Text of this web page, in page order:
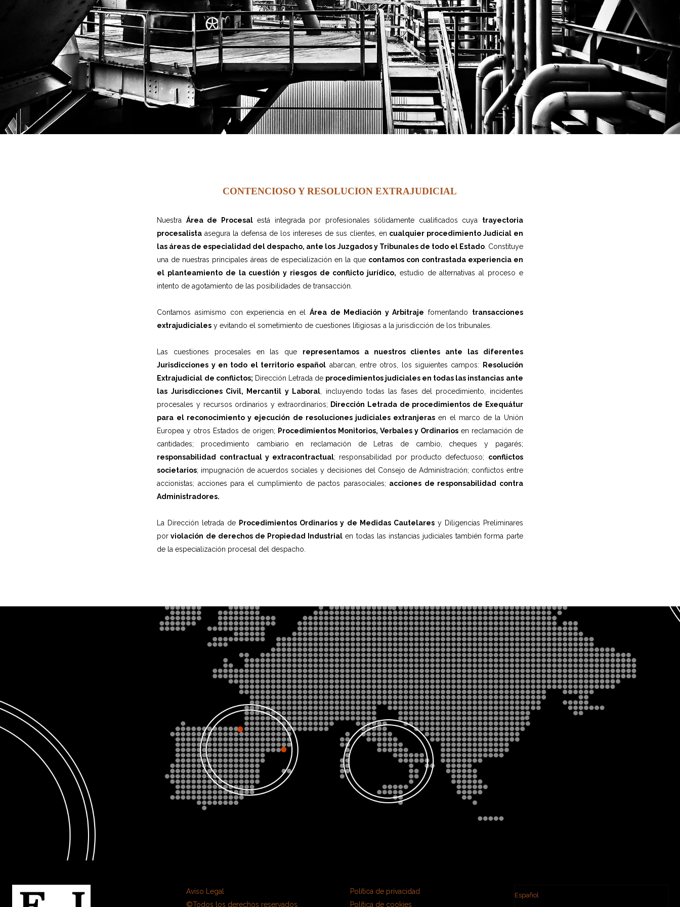
CONTENCIOSO Y RESOLUCION EXTRAJUDICIAL
Nuestra Área de Procesalestá integrada por profesionales sólidamente cualificados cuya trayectoria
procesalista asegura la defensa de los intereses de sus clientes, en cualquier procedimiento Judicial en
las áreas de especialidad del despacho, ante los Juzgados y Tribunales de todo el Estado. Constituye
una de nuestras principales áreas de especialización en la que contamos con contrastada experiencia en
el planteamiento de la cuestión y riesgos de conflicto jurídico, estudio de alternativas al proceso e
intento de agotamiento de las posibilidades de transacción.
Contamos asimismo con experiencia en el Área de Mediación y Arbitraje fomentando transacciones
extrajudiciales y evitando el sometimiento de cuestiones litigiosas a la jurisdicción de los tribunales.
Las cuestiones procesales en las que representamos a nuestros clientes ante las diferentes
Jurisdicciones y en todo el territorio español abarcan, entre otros, los siguientes campos:
Resolución
Extrajudicial de conflictos; Dirección Letrada de procedimientos judiciales en todas las instancias ante
las Jurisdicciones Civil, Mercantil y Laboral , incluyendo todas las fases del procedimiento, incidentes
procesales y recursos ordinarios y extraordinarios; Dirección Letrada de procedimientos de Exequátur
para el reconocimiento y ejecución de resoluciones judiciales extranjeras en el marco de la Unión
Europea y otros Estados de origen; Procedimientos Monitorios, Verbales y Ordinariosen reclamación de
cantidades; procedimiento cambiario en reclamación de Letras de cambio, cheques y pagarés;
responsabilidad contractual y extracontractual; responsabilidad por producto defectuoso; conflictos
societarios; impugnación de acuerdos sociales y decisiones del Consejo de Administración; conflictos entre
accionistas; acciones para el cumplimiento de pactos parasociales; acciones de responsabilidad contra
Administradores.
La Dirección letrada de Procedimientos Ordinarios y de Medidas Cautelaresy Diligencias Preliminares
por violación de derechos de Propiedad Industrial en todas las instancias judiciales también forma parte
de la especialización procesal del despacho.
Aviso Legal
©Todos los derechos reservados.
Política de privacidad
Política de cookies
Español